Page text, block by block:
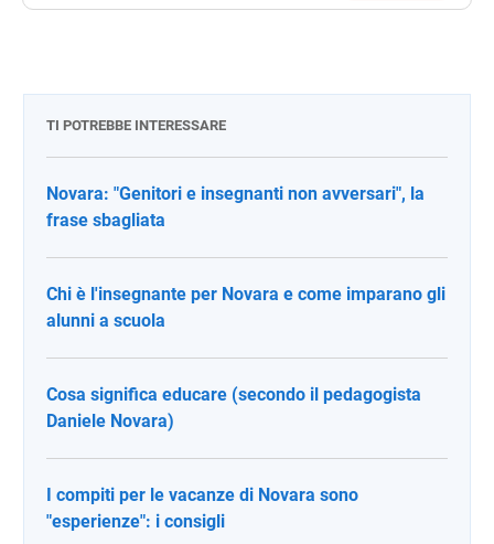
TI POTREBBE INTERESSARE
Novara: "Genitori e insegnanti non avversari", la
frase sbagliata
Chi è l'insegnante per Novara e come imparano gli
alunni a scuola
Cosa significa educare (secondo il pedagogista
Daniele Novara)
I compiti per le vacanze di Novara sono
"esperienze": i consigli